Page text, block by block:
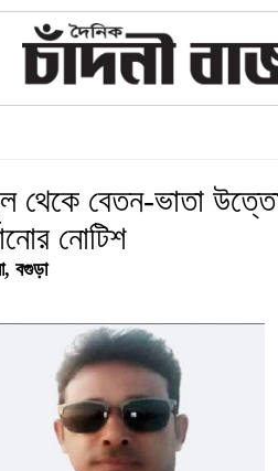
থেকে বেতন-ভাতা
নোটিশ
বগুড়া